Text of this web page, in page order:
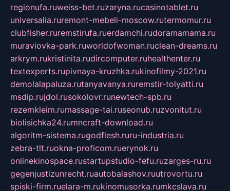
regionufa.ruweiss-bet.ruzaryna.rucasinotablet.ru
universalia.ruremont-mebeli-moscow.rutermomur.ru
clubfisher.ruremstirufa.ruerdamchi.rudoramamama.ru
muraviovka-park.ruworldofwoman.ruclean-dreams.ru
arkrym.rukristinita.rudircomputer.ruhealthenter.ru
textexperts.rupivnaya-kruzhka.rukinofilmy-2021.ru
demolalapaluza.rutanyavanya.ruremstir-tolyatti.ru
msdip.rujdol.rusokolovr.runewtech-spb.ru
rezemkleim.rumassage-tai.ruseonub.ruzvonitut.ru
biolisichka24.rumncraft-download.ru
algoritm-sistema.rugodflesh.ruru-industria.ru
zebra-tlt.ruokna-proficom.ruerynok.ru
onlinekinospace.rustartupstudio-fefu.ruzarges-ru.ru
gegenjustizunrecht.ruautobalashov.ruutrovortu.ru
spiski-firm.ruelara-m.rukinomusorka.rumkcslava.ru